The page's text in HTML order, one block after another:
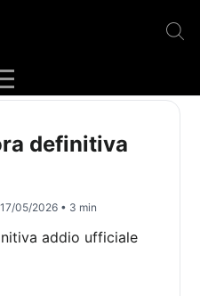
definitiva
17/05/2026 • 3 min